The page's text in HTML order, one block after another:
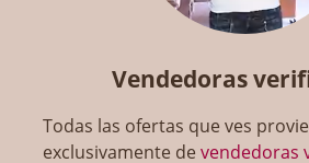
Vendedoras
Todas las ofertas que ves
exclusivamente devendedoras